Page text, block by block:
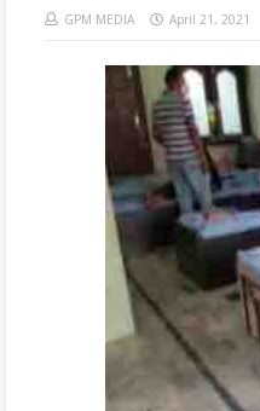
GPM MEDIA April 21, 2021